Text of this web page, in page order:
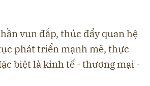
vun đắp, thúc đẩy quan hệ
phát triển mạnh mẽ, thực
biệt là kinh tế - thương mại -